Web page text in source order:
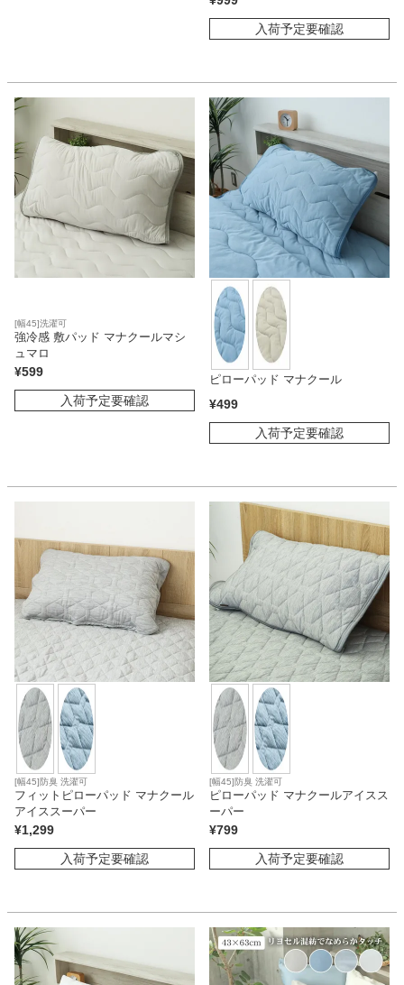
入荷予定要確認
[幅45]洗濯可
強冷感 敷パッド マナクールマシ
ュマロ
¥599
入荷予定要確認
ピローパッド マナクール
¥499
入荷予定要確認
[幅45]防臭 洗濯可
フィットピローパッド マナクール
アイススーパー
¥1,299
入荷予定要確認
[幅45]防臭 洗濯可
ピローパッド マナクールアイスス
ーパー
¥799
入荷予定要確認